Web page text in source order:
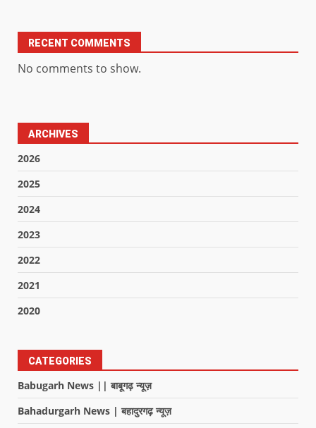
RECENT COMMENTS
No comments to show.
ARCHIVES
2026
2025
2024
2023
2022
2021
2020
CATEGORIES
Babugarh News || बाबूगढ़ न्यूज़
Bahadurgarh News | बहादुरगढ़ न्यूज़